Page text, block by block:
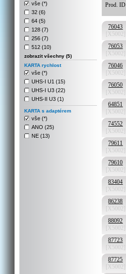
vše (*)
32 (6)
64 (5)
128 (7)
256 (7)
512 (10)
zobrazit všechny (5)
KARTA rychlost
vše (*)
UHS-I U1 (15)
UHS-I U3 (22)
UHS-II U3 (1)
KARTA s adaptérem
vše (*)
ANO (25)
NE (13)
Prod. ID
76043
[X5002]
76053
[X5002]
76046
[X5002]
76050
[X5002]
64851
[X5002]
74552
[X5002]
79611
[X5002]
79610
[X5002]
83404
[X5002]
86238
[X5002]
88092
[X5002]
87723
[X5002]
87725
[X5002]